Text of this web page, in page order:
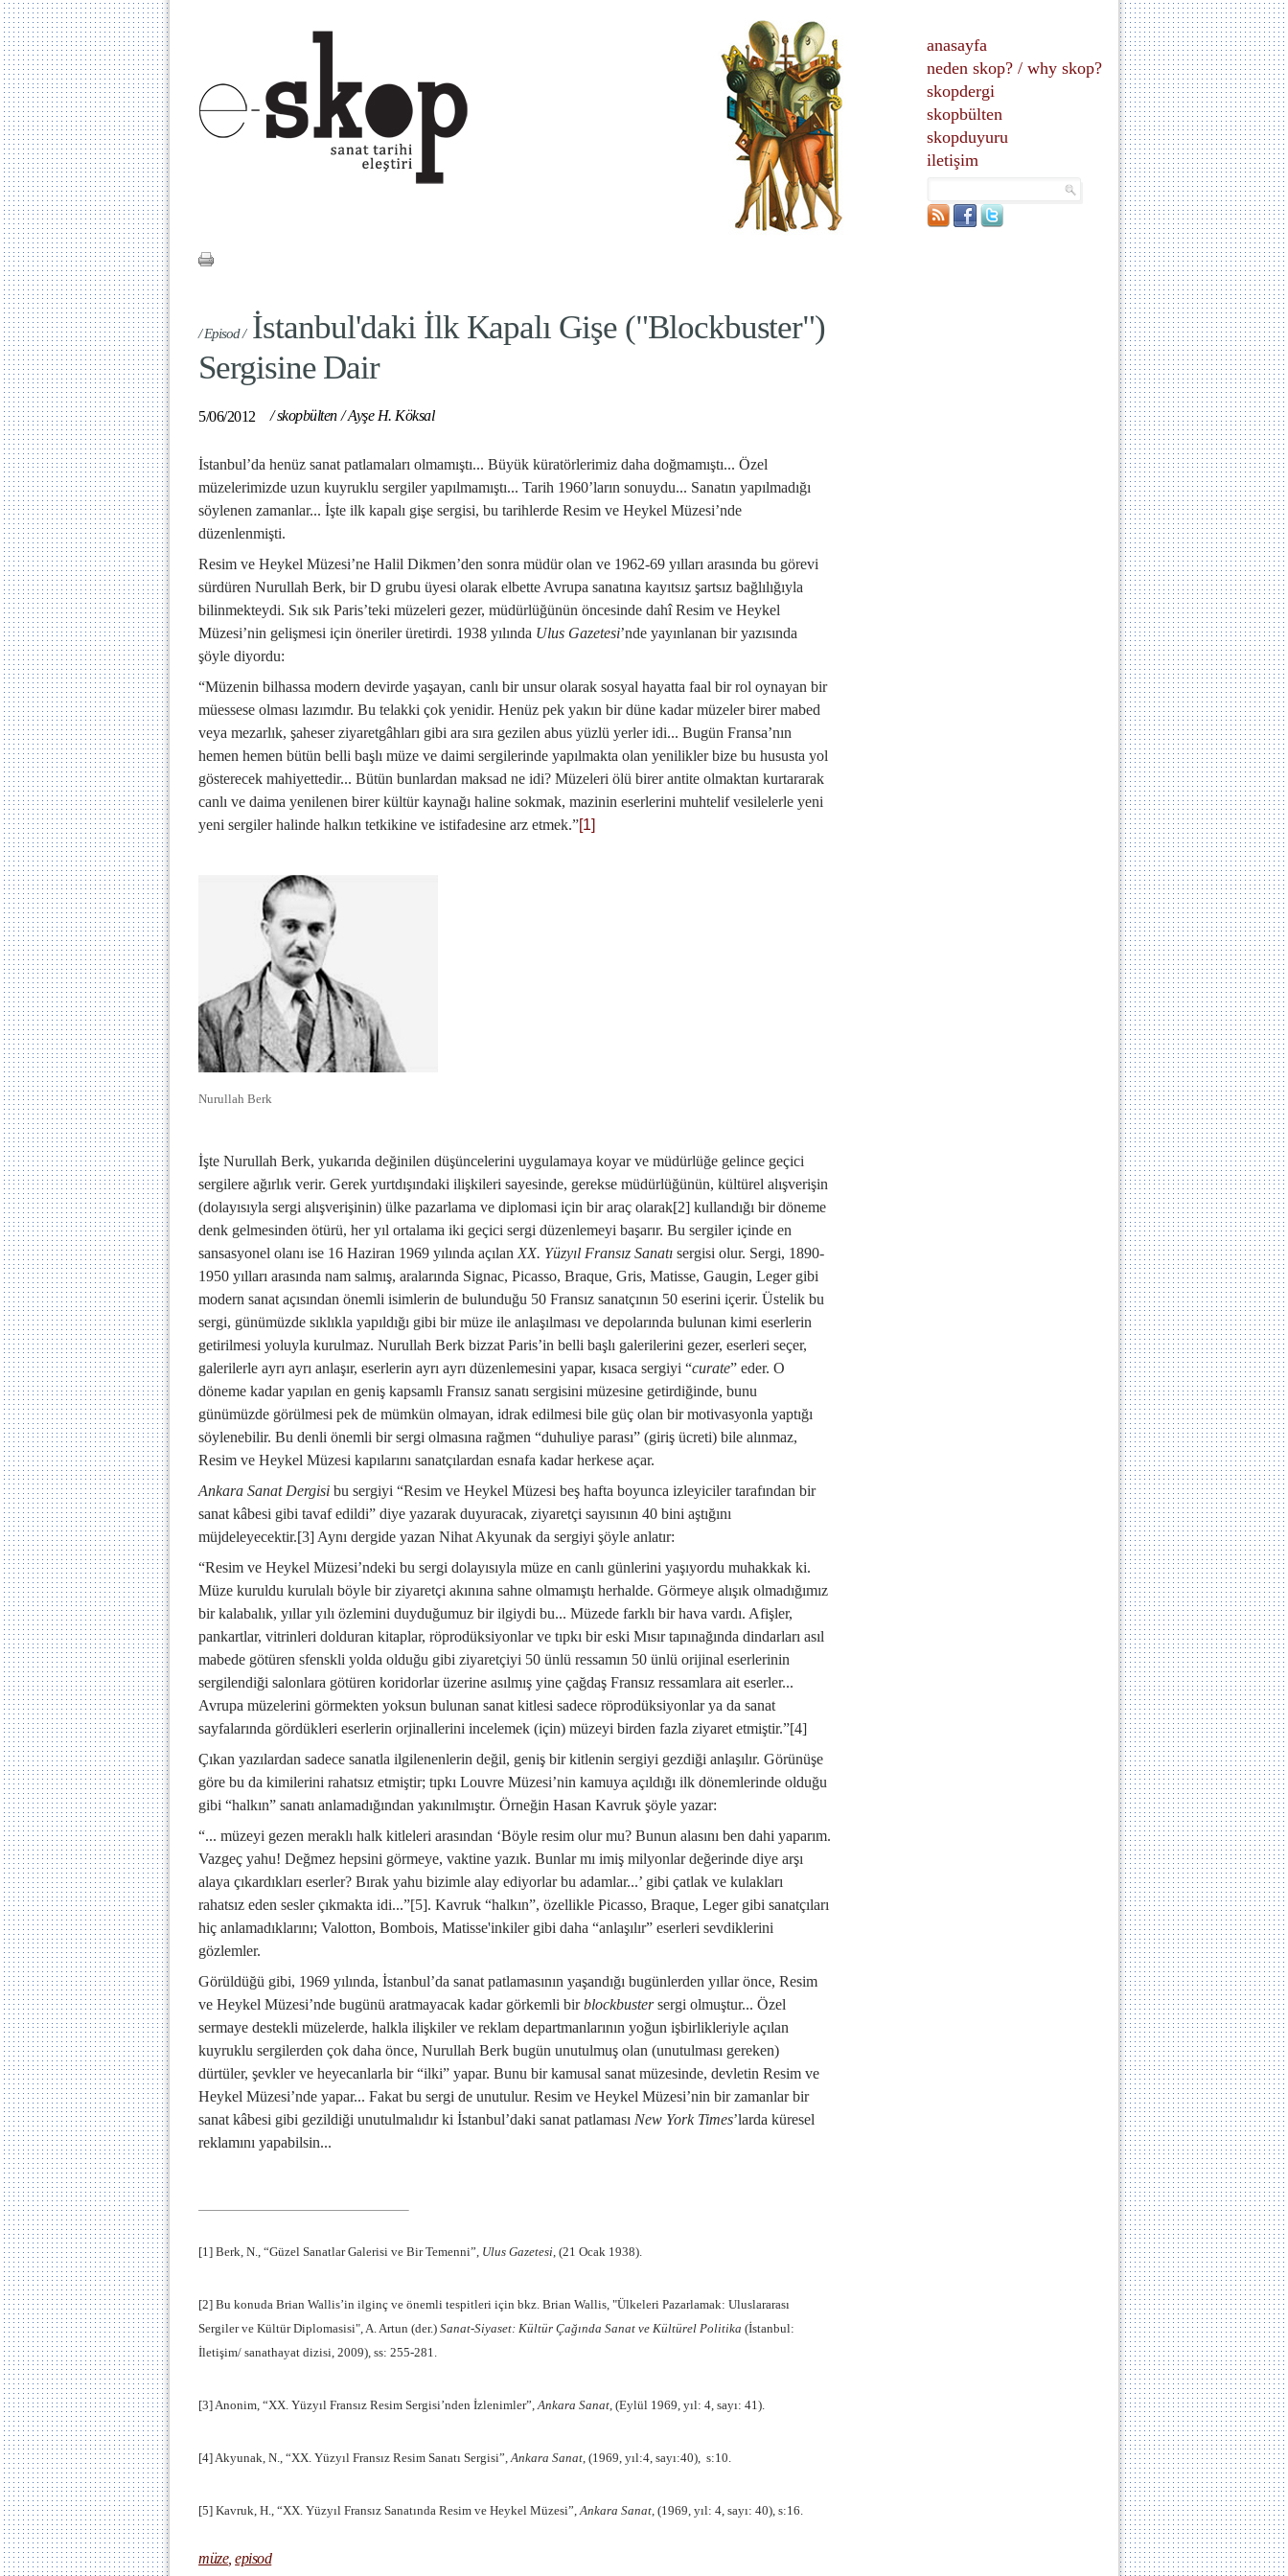
anasayfa
neden skop? / why skop?
skopdergi
skopbülten
skopduyuru
iletişim
/ Episod /İstanbul'daki İlk Kapalı Gişe ("Blockbuster")
Sergisine Dair
5/06/2012 /skopbülten /Ayşe H. Köksal
İstanbul’da henüz sanat patlamaları olmamıştı... Büyük küratörlerimiz daha doğmamıştı... Özel
müzelerimizde uzun kuyruklu sergiler yapılmamıştı... Tarih 1960’ların sonuydu... Sanatın yapılmadığı
söylenen zamanlar... İşte ilk kapalı gişe sergisi, bu tarihlerde Resim ve Heykel Müzesi’nde
düzenlenmişti.
Resim ve Heykel Müzesi’ne Halil Dikmen’den sonra müdür olan ve 1962-69 yılları arasında bu görevi
sürdüren Nurullah Berk, bir D grubu üyesi olarak elbette Avrupa sanatına kayıtsız şartsız bağlılığıyla
bilinmekteydi. Sık sık Paris’teki müzeleri gezer, müdürlüğünün öncesinde dahî Resim ve Heykel
Müzesi’nin gelişmesi için öneriler üretirdi. 1938 yılında Ulus Gazetesi’nde yayınlanan bir yazısında
şöyle diyordu:
“Müzenin bilhassa modern devirde yaşayan, canlı bir unsur olarak sosyal hayatta faal bir rol oynayan bir
müessese olması lazımdır. Bu telakki çok yenidir. Henüz pek yakın bir düne kadar müzeler birer mabed
veya mezarlık, şaheser ziyaretgâhları gibi ara sıra gezilen abus yüzlü yerler idi... Bugün Fransa’nın
hemen hemen bütün belli başlı müze ve daimi sergilerinde yapılmakta olan yenilikler bize bu hususta yol
gösterecek mahiyettedir... Bütün bunlardan maksad ne idi? Müzeleri ölü birer antite olmaktan kurtararak
canlı ve daima yenilenen birer kültür kaynağı haline sokmak, mazinin eserlerini muhtelif vesilelerle yeni
yeni sergiler halinde halkın tetkikine ve istifadesine arz etmek.”[1]
Nurullah Berk
İşte Nurullah Berk, yukarıda değinilen düşüncelerini uygulamaya koyar ve müdürlüğe gelince geçici
sergilere ağırlık verir. Gerek yurtdışındaki ilişkileri sayesinde, gerekse müdürlüğünün, kültürel alışverişin
(dolayısıyla sergi alışverişinin) ülke pazarlama ve diplomasi için bir araç olarak[2] kullandığı bir döneme
denk gelmesinden ötürü, her yıl ortalama iki geçici sergi düzenlemeyi başarır. Bu sergiler içinde en
sansasyonel olanı ise 16 Haziran 1969 yılında açılan XX. Yüzyıl Fransız Sanatı sergisi olur. Sergi, 1890-
1950 yılları arasında nam salmış, aralarında Signac, Picasso, Braque, Gris, Matisse, Gaugin, Leger gibi
modern sanat açısından önemli isimlerin de bulunduğu 50 Fransız sanatçının 50 eserini içerir. Üstelik bu
sergi, günümüzde sıklıkla yapıldığı gibi bir müze ile anlaşılması ve depolarında bulunan kimi eserlerin
getirilmesi yoluyla kurulmaz. Nurullah Berk bizzat Paris’in belli başlı galerilerini gezer, eserleri seçer,
galerilerle ayrı ayrı anlaşır, eserlerin ayrı ayrı düzenlemesini yapar, kısaca sergiyi “curate” eder. O
döneme kadar yapılan en geniş kapsamlı Fransız sanatı sergisini müzesine getirdiğinde, bunu
günümüzde görülmesi pek de mümkün olmayan, idrak edilmesi bile güç olan bir motivasyonla yaptığı
söylenebilir. Bu denli önemli bir sergi olmasına rağmen “duhuliye parası” (giriş ücreti) bile alınmaz,
Resim ve Heykel Müzesi kapılarını sanatçılardan esnafa kadar herkese açar.
Ankara Sanat Dergisi bu sergiyi “Resim ve Heykel Müzesi beş hafta boyunca izleyiciler tarafından bir
sanat kâbesi gibi tavaf edildi” diye yazarak duyuracak, ziyaretçi sayısının 40 bini aştığını
müjdeleyecektir.[3] Aynı dergide yazan Nihat Akyunak da sergiyi şöyle anlatır:
“Resim ve Heykel Müzesi’ndeki bu sergi dolayısıyla müze en canlı günlerini yaşıyordu muhakkak ki.
Müze kuruldu kurulalı böyle bir ziyaretçi akınına sahne olmamıştı herhalde. Görmeye alışık olmadığımız
bir kalabalık, yıllar yılı özlemini duyduğumuz bir ilgiydi bu... Müzede farklı bir hava vardı. Afişler,
pankartlar, vitrinleri dolduran kitaplar, röprodüksiyonlar ve tıpkı bir eski Mısır tapınağında dindarları asıl
mabede götüren sfenskli yolda olduğu gibi ziyaretçiyi 50 ünlü ressamın 50 ünlü orijinal eserlerinin
sergilendiği salonlara götüren koridorlar üzerine asılmış yine çağdaş Fransız ressamlara ait eserler...
Avrupa müzelerini görmekten yoksun bulunan sanat kitlesi sadece röprodüksiyonlar ya da sanat
sayfalarında gördükleri eserlerin orjinallerini incelemek (için) müzeyi birden fazla ziyaret etmiştir.”[4]
Çıkan yazılardan sadece sanatla ilgilenenlerin değil, geniş bir kitlenin sergiyi gezdiği anlaşılır. Görünüşe
göre bu da kimilerini rahatsız etmiştir; tıpkı Louvre Müzesi’nin kamuya açıldığı ilk dönemlerinde olduğu
gibi “halkın” sanatı anlamadığından yakınılmıştır. Örneğin Hasan Kavruk şöyle yazar:
“... müzeyi gezen meraklı halk kitleleri arasından ‘Böyle resim olur mu? Bunun alasını ben dahi yaparım.
Vazgeç yahu! Değmez hepsini görmeye, vaktine yazık. Bunlar mı imiş milyonlar değerinde diye arşı
alaya çıkardıkları eserler? Bırak yahu bizimle alay ediyorlar bu adamlar...’ gibi çatlak ve kulakları
rahatsız eden sesler çıkmakta idi...”[5]. Kavruk “halkın”, özellikle Picasso, Braque, Leger gibi sanatçıları
hiç anlamadıklarını; Valotton, Bombois, Matisse'inkilergibi daha “anlaşılır” eserleri sevdiklerini
gözlemler.
Görüldüğü gibi, 1969 yılında, İstanbul’da sanat patlamasının yaşandığı bugünlerden yıllar önce, Resim
ve Heykel Müzesi’nde bugünü aratmayacak kadar görkemli birblockbustersergi olmuştur... Özel
sermaye destekli müzelerde, halkla ilişkiler ve reklam departmanlarının yoğun işbirlikleriyle açılan
kuyruklu sergilerden çok daha önce, Nurullah Berk bugün unutulmuş olan (unutulması gereken)
dürtüler, şevkler ve heyecanlarla bir “ilki” yapar. Bunu bir kamusal sanat müzesinde, devletin Resim ve
Heykel Müzesi’nde yapar... Fakat bu sergi de unutulur. Resim ve Heykel Müzesi’nin bir zamanlar bir
sanat kâbesi gibi gezildiği unutulmalıdır ki İstanbul’daki sanat patlaması New York Times’larda küresel
reklamını yapabilsin...
[1] Berk, N., “Güzel Sanatlar Galerisi ve Bir Temenni”, Ulus Gazetesi, (21 Ocak 1938).
[2] Bu konuda Brian Wallis’in ilginç ve önemli tespitleri için bkz. Brian Wallis, "Ülkeleri Pazarlamak: Uluslararası
Sergiler ve Kültür Diplomasisi", A. Artun (der.) Sanat-Siyaset: Kültür Çağında Sanat ve Kültürel Politika (İstanbul:
İletişim/ sanathayat dizisi, 2009), ss: 255-281.
[3]Anonim, “XX. Yüzyıl Fransız Resim Sergisi’nden İzlenimler”,Ankara Sanat, (Eylül 1969, yıl: 4, sayı: 41).
[4]Akyunak, N., “XX. Yüzyıl Fransız Resim Sanatı Sergisi”,Ankara Sanat, (1969, yıl:4, sayı:40), s:10.
[5] Kavruk, H., “XX. Yüzyıl Fransız Sanatında Resim ve Heykel Müzesi”,Ankara Sanat, (1969, yıl: 4, sayı: 40), s:16.
müze,episod